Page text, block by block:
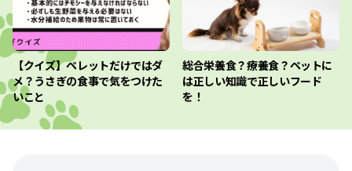
【クイズ】ペレットだけではダ
メ？うさぎの食事で気をつけた
いこと
総合栄養食？療養食？ペットに
は正しい知識で正しいフード
を！